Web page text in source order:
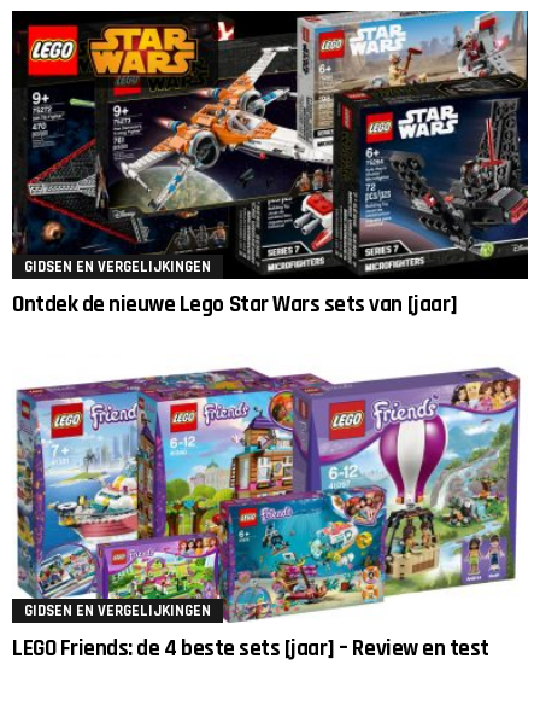
GIDSEN EN VERGELIJKINGEN
Ontdek de nieuwe Lego Star Wars sets van [jaar]
GIDSEN EN VERGELIJKINGEN
LEGO Friends: de 4 beste sets [jaar] – Review en test